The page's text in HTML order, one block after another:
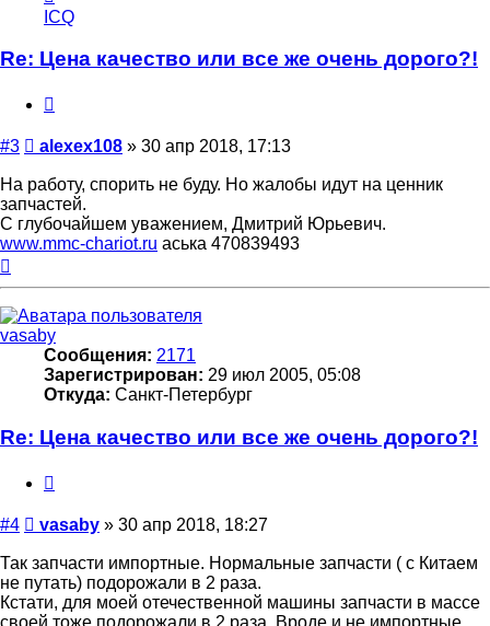
информация
пользователя
alexex108
ICQ
Re: Цена качество или все же очень дорого?!
#3 Сообщение
alexex108 » 30 апр 2018, 17:13
На работу, спорить не буду. Но жалобы идут на ценник
запчастей.
С глубочайшем уважением, Дмитрий Юрьевич.
www.mmc-chariot.ru аська 470839493
vasaby
Сообщения: 2171
Зарегистрирован: 29 июл 2005, 05:08
Откуда: Санкт-Петербург
Re: Цена качество или все же очень дорого?!
#4 Сообщение
vasaby » 30 апр 2018, 18:27
Так запчасти импортные. Нормальные запчасти ( с Китаем
не путать) подорожали в 2 раза.
Кстати, для моей отечественной машины запчасти в массе
своей тоже подорожали в 2 раза. Вроде и не импортные.